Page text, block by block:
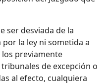
ser desviada de la
la ley ni sometida a
previamente
de excepción o
al efecto, cualquiera